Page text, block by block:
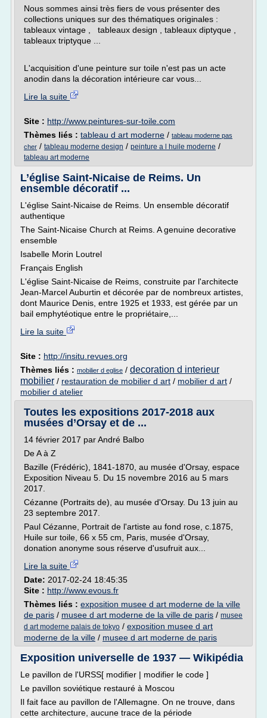
Nous sommes ainsi très fiers de vous présenter des
collections uniques sur des thématiques originales :
tableaux vintage , tableaux design , tableaux diptyque ,
tableaux triptyque ...
L'acquisition d'une peinture sur toile n'est pas un acte
anodin dans la décoration intérieure car vous...
Lire la suite
Site : http://www.peintures-sur-toile.com
Thèmes liés : tableau d art moderne / tableau moderne pas
cher / tableau moderne design / peinture a l huile moderne /
tableau art moderne
L’église Saint-Nicaise de Reims. Un
ensemble décoratif ...
L'église Saint-Nicaise de Reims. Un ensemble décoratif
authentique
The Saint-Nicaise Church at Reims. A genuine decorative
ensemble
Isabelle Morin Loutrel
Français English
L'église Saint-Nicaise de Reims, construite par l'architecte
Jean-Marcel Auburtin et décorée par de nombreux artistes,
dont Maurice Denis, entre 1925 et 1933, est gérée par un
bail emphytéotique entre le propriétaire,...
Lire la suite
Site : http://insitu.revues.org
Thèmes liés : mobilier d eglise / decoration d interieur
mobilier / restauration de mobilier d art / mobilier d art /
mobilier d atelier
Toutes les expositions 2017-2018 aux
musées d’Orsay et de ...
14 février 2017 par André Balbo
De A à Z
Bazille (Frédéric), 1841-1870, au musée d'Orsay, espace
Exposition Niveau 5. Du 15 novembre 2016 au 5 mars
2017.
Cézanne (Portraits de), au musée d'Orsay. Du 13 juin au
23 septembre 2017.
Paul Cézanne, Portrait de l'artiste au fond rose, c.1875,
Huile sur toile, 66 x 55 cm, Paris, musée d'Orsay,
donation anonyme sous réserve d'usufruit aux...
Lire la suite
Date: 2017-02-24 18:45:35
Site : http://www.evous.fr
Thèmes liés : exposition musee d art moderne de la ville
de paris / musee d art moderne de la ville de paris / musee
d art moderne palais de tokyo / exposition musee d art
moderne de la ville / musee d art moderne de paris
Exposition universelle de 1937 — Wikipédia
Le pavillon de l'URSS[ modifier | modifier le code ]
Le pavillon soviétique restauré à Moscou
Il fait face au pavillon de l'Allemagne. On ne trouve, dans
cette architecture, aucune trace de la période